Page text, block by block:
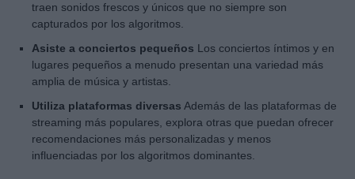
traen sonidos frescos y únicos que no siempre son
capturados por los algoritmos.
Asiste a conciertos pequeños Los conciertos íntimos y en
lugares pequeños a menudo presentan una variedad más
amplia de música y artistas.
Utiliza plataformas diversas Además de las plataformas de
streaming más populares, explora otras que puedan ofrecer
recomendaciones más personalizadas y menos
influenciadas por los algoritmos dominantes.